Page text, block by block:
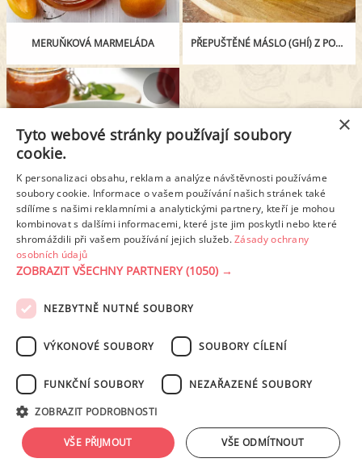
MERUŇKOVÁ MARMELÁDA PŘEPUŠTĚNÉ MÁSLO (GHÍ) Z POMALÉHO HRNCE
Vyhledat všechny recepty od uživatele
PODMÍNKY UŽITÍ ZÁSADY OCHRANY OSOBNÍCH ÚDAJŮ
NASTAVENÍ COOKIES
tohoto serveru je bez písemného souhlasu provozovatele zakázáno.
Design: Eva Roverová
×
Tyto webové stránky používají soubory
cookie.
K personalizaci obsahu, reklam a analýze návštěvnosti používáme
soubory cookie. Informace o vašem používání našich stránek také
sdílíme s našimi reklamními a analytickými partnery, kteří je mohou
kombinovat s dalšími informacemi, které jste jim poskytli nebo které
shromáždili při vašem používání jejich služeb.Zásady ochrany
osobních údajů
ZOBRAZIT VŠECHNY PARTNERY(1050) →
NEZBYTNĚ NUTNÉ SOUBORY
VÝKONOVÉ SOUBORY SOUBORY CÍLENÍ
FUNKČNÍ SOUBORY NEZAŘAZENÉ SOUBORY
ZOBRAZIT PODROBNOSTI
VŠE PŘIJMOUT VŠE ODMÍTNOUT